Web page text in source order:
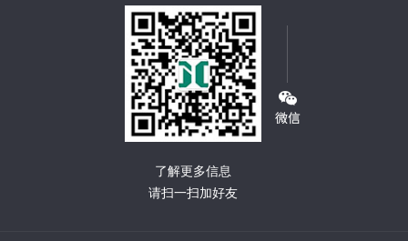
了解更多信息
请扫一扫加好友